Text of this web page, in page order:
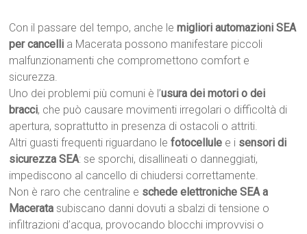
Con il passare del tempo, anche lemigliori automazioni SEA
per cancelli a Macerata possono manifestare piccoli
malfunzionamenti che compromettono comfort e
sicurezza.
Uno dei problemi più comuni è l’usura dei motori o dei
bracci, che può causare movimenti irregolari o difficoltà di
apertura, soprattutto in presenza di ostacoli o attriti.
Altri guasti frequenti riguardano lefotocellule e i sensori di
sicurezza SEA: se sporchi, disallineati o danneggiati,
impediscono al cancello di chiudersi correttamente.
Non è raro che centraline e schede elettroniche SEA a
Macerata subiscano danni dovuti a sbalzi di tensione o
infiltrazioni d’acqua, provocando blocchi improvvisi o